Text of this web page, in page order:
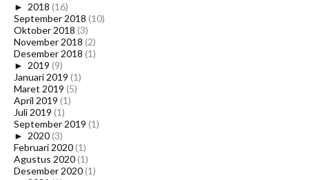
► 2018 (16)
September 2018 (10)
Oktober 2018 (3)
November 2018 (2)
Desember 2018 (1)
► 2019 (9)
Januari 2019 (1)
Maret 2019 (5)
April 2019 (1)
Juli 2019 (1)
September 2019 (1)
► 2020(3)
Februari 2020(1)
Agustus 2020(1)
Desember 2020(1)